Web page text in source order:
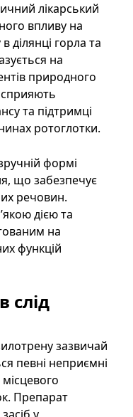
лікарський
впливу на
ділянці горла та
на
природного
сприяють
та підтримці
ротоглотки.
формі
що забезпечує
речовин.
дією та
на
функцій
слід
зазвичай
певні неприємні
Препарат